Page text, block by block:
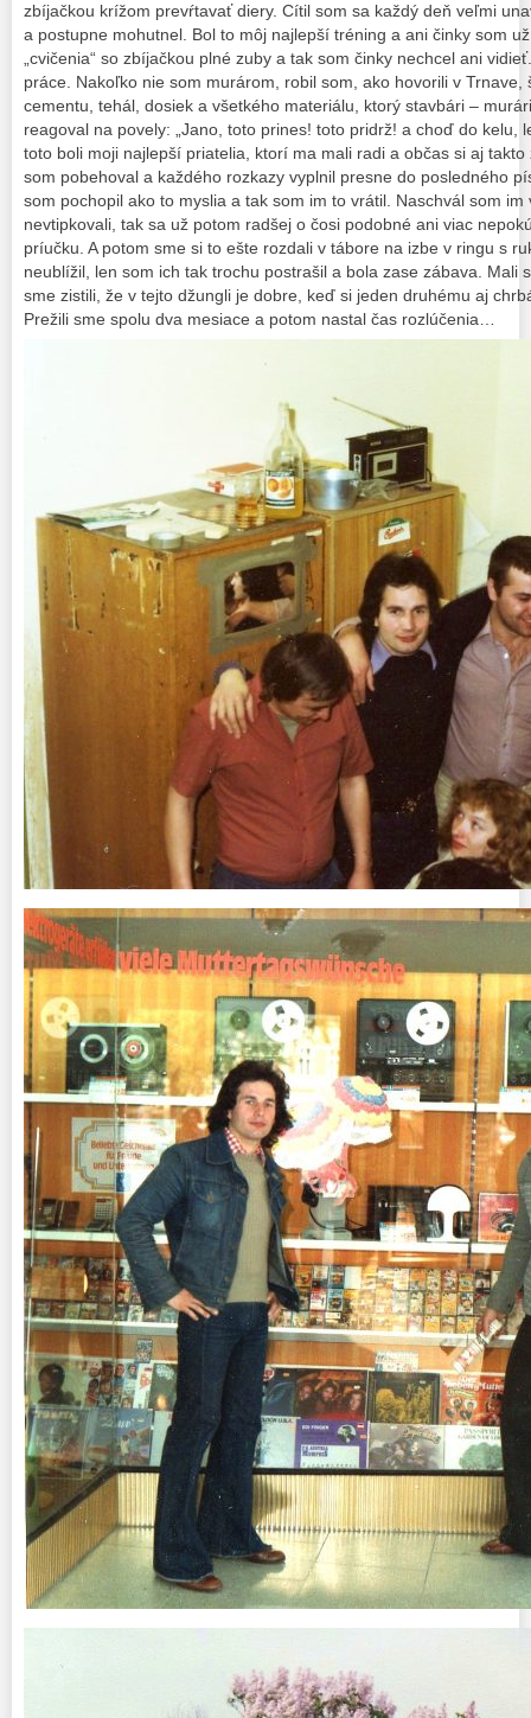
zbíjačkou krížom prevŕtavať diery. Cítil som sa každý deň veľmi
a postupne mohutnel. Bol to môj najlepší tréning a ani činky som
„cvičenia“ so zbíjačkou plné zuby a tak som činky nechcel ani
práce. Nakoľko nie som murárom, robil som, ako hovorili v Trnave,
cementu, tehál, dosiek a všetkého materiálu, ktorý stavbári –
reagoval na povely: „Jano, toto prines! toto pridrž! a choď do kelu,
toto boli moji najlepší priatelia, ktorí ma mali radi a občas si aj
som pobehoval a každého rozkazy vyplnil presne do posledného
som pochopil ako to myslia a tak som im to vrátil. Naschvál som
nevtipkovali, tak sa už potom radšej o čosi podobné ani viac
príučku. A potom sme si to ešte rozdali v tábore na izbe v ringu s
neublížil, len som ich tak trochu postrašil a bola zase zábava. Mali
sme zistili, že v tejto džungli je dobre, keď si jeden druhému aj
Prežili sme spolu dva mesiace a potom nastal čas rozlúčenia…